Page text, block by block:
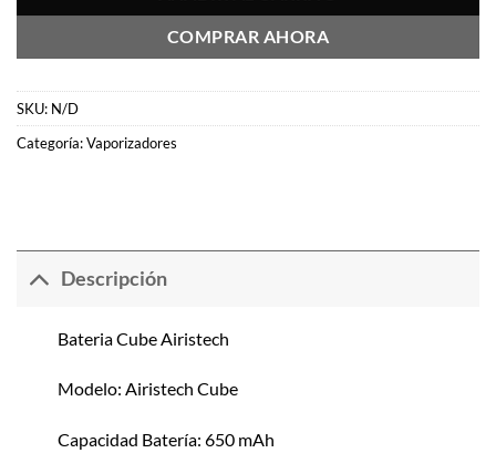
COMPRAR AHORA
SKU: N/D
Categoría:Vaporizadores
Descripción
Bateria Cube Airistech
Modelo: Airistech Cube
Capacidad Batería: 650 mAh